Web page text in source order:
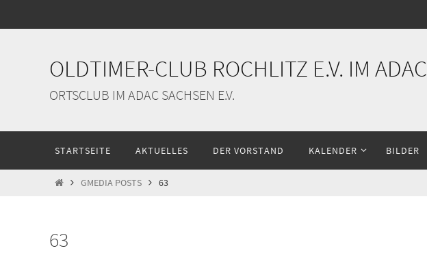
Inhalt
OLDTIMER-CLUB ROCHLITZ E.V. IM ADAC
ORTSCLUB IM ADAC SACHSEN E.V.
springen
STARTSEITE AKTUELLES DER VORSTAND KALENDER BILDER
STARTGMEDIA POSTS 63
63